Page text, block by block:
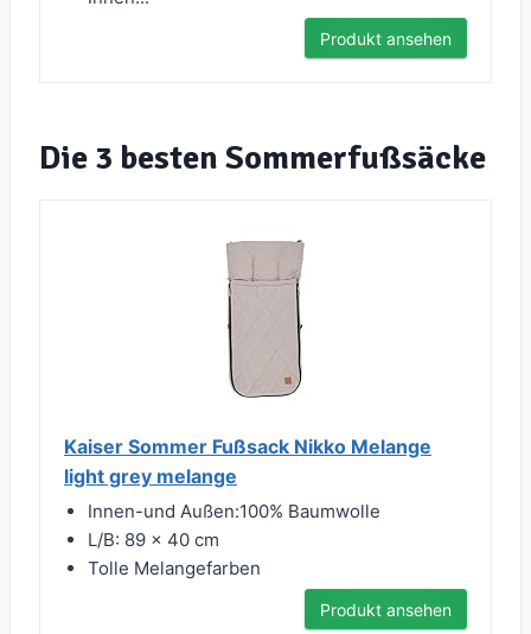
Produkt ansehen
Die 3 besten Sommerfußsäcke
Kaiser Sommer Fußsack Nikko Melange
light grey melange
Innen-und Außen:100% Baumwolle
L/B: 89 x 40 cm
Tolle Melangefarben
Produkt ansehen